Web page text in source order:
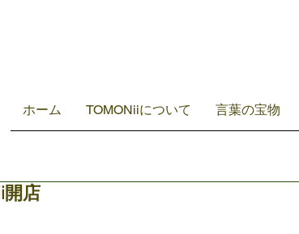
ホーム TOMONiiについて 言葉の宝物
開店